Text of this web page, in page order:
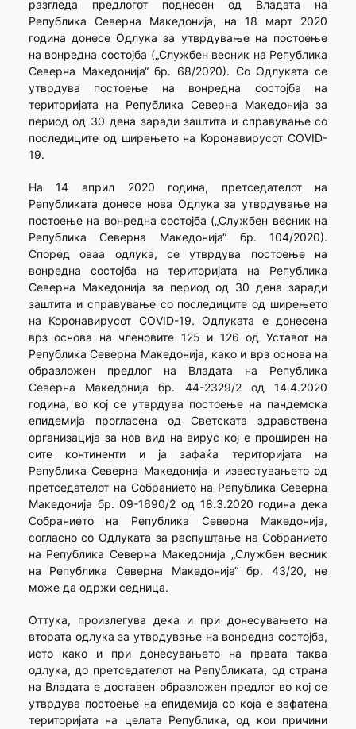
разгледа предлогот поднесен од Владата на
Република Северна Македонија, на 18 март 2020
година донесе Одлука за утврдување на постоење
на вонредна состојба („Службен весник на Република
Северна Македонија“ бр. 68/2020). Со Одлуката се
утврдува постоење на вонредна состојба на
територијата на Република Северна Македонија за
период од 30 дена заради заштита и справување со
последиците од ширењето на Коронавирусот COVID-
19.
На 14 април 2020 година, претседателот на
Републиката донесе нова Одлука за утврдување на
постоење на вонредна состојба („Службен весник на
Република Северна Македонија“ бр. 104/2020).
Според оваа одлука, се утврдува постоење на
вонредна состојба на територијата на Република
Северна Македонија за период од 30 дена заради
заштита и справување со последиците од ширењето
на Коронавирусот COVID-19. Одлуката е донесена
врз основа на членовите 125 и 126 од Уставот на
Република Северна Македонија, како и врз основа на
образложен предлог на Владата на Република
Северна Македонија бр. 44-2329/2 од 14.4.2020
година, во кој се утврдува постоење на пандемска
епидемија прогласена од Светската здравствена
организација за нов вид на вирус кој е проширен на
сите континенти и ја зафаќа територијата на
Република Северна Македонија и известувањето од
претседателот на Собранието на Република Северна
Македонија бр. 09-1690/2 од 18.3.2020 година дека
Собранието на Република Северна Македонија,
согласно со Одлуката за распуштање на Собранието
на Република Северна Македонија „Службен весник
на Република Северна Македонија“ бр. 43/20, не
може да одржи седница.
Оттука, произлегува дека и при донесувањето на
втората одлука за утврдување на вонредна состојба,
исто како и при донесувањето на првата таква
одлука, до претседателот на Републиката, од страна
на Владата е доставен образложен предлог во кој се
утврдува постоење на епидемија со која е зафатена
територијата на целата Република, од кои причини